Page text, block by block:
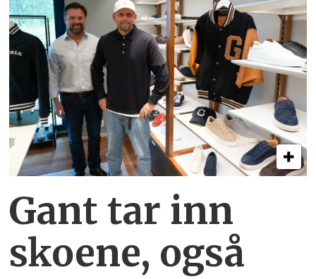
Gant tar inn
skoene, også